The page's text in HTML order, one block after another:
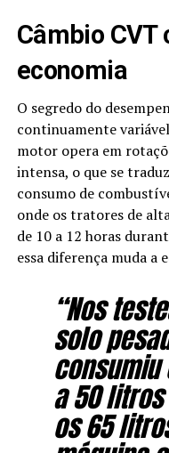
Câmbio CVT
economia
O segredo do
continuamente
motor opera em
intensa, o que se
consumo de
onde os tratores de
de 10 a 12 horas
essa diferença muda a
“Nos
solo
consumiu
a 50
os 65